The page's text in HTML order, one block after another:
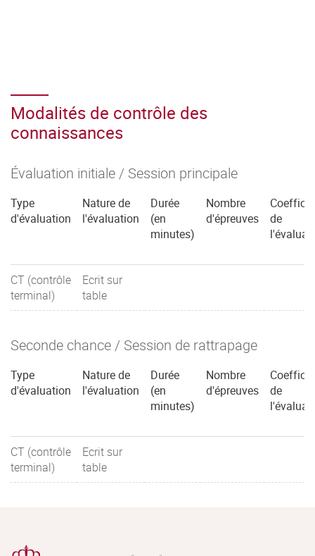
Modalités de contrôle des
connaissances
Évaluation initiale / Session principale
Type
d'évaluation
Nature de
l'évaluation
Durée
(en
minutes)
Nombre
d'épreuves
de
CT (contrôle
terminal)
Ecrit sur
table
Seconde chance / Session de rattrapage
Type
d'évaluation
Nature de
l'évaluation
Durée
(en
minutes)
Nombre
d'épreuves
de
CT (contrôle
terminal)
Ecrit sur
table